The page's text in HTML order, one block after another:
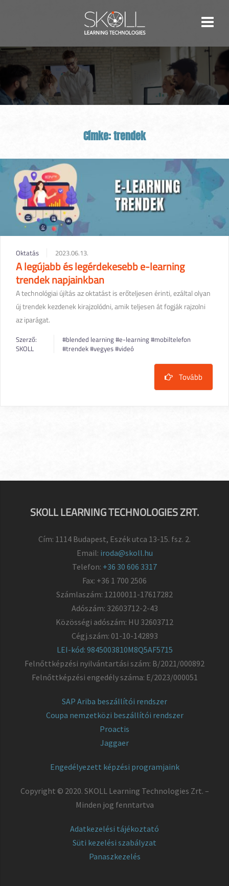
Címke:trendek
Oktatás 2023.06.13.
A legújabb és legérdekesebb e-learning
trendek napjainkban
A technológiai újítás az oktatást is erőteljesen érinti, ezáltal olyan
új trendek kezdenek kirajzolódni, amik teljesen át fogják rajzolni
az iparágat.
Szerző:
SKOLL
#blended learning#e-learning#mobiltelefon
#trendek#vegyes#videó
Tovább
SKOLL LEARNING TECHNOLOGIES ZRT.
Cím: 1114 Budapest, Eszék utca 13-15. fsz. 2.
Email: iroda@skoll.hu
Telefon: +36 30 606 3317
Fax: +36 1 700 2506
Számlaszám: 12100011-17617282
Adószám: 32603712-2-43
Közösségi adószám: HU 32603712
Cégj.szám: 01-10-142893
LEI-kód: 9845003810M8Q5AF5715
Felnőttképzési nyilvántartási szám: B/2021/000892
Felnőttképzési engedély száma: E/2023/000051
SAP Ariba beszállítói rendszer
Coupa nemzetközi beszállítói rendszer
Proactis
Jaggaer
Engedélyezett képzési programjaink
Copyright © 2020. SKOLL Learning Technologies Zrt. –
Minden jog fenntartva
Adatkezelési tájékoztató
Süti kezelési szabályzat
Panaszkezelés